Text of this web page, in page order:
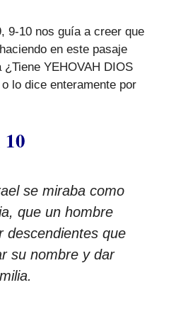
9-10 nos guía a creer que
en este pasaje
YEHOVAH DIOS
lo dice enteramente por
se miraba como
que un hombre
descendientes que
su nombre y dar